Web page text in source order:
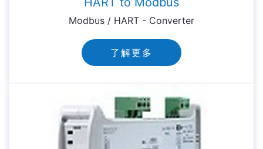
Modbus / HART - Converter
了解更多